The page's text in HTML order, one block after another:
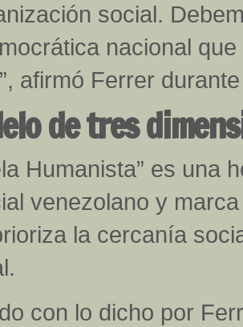
social.
nacional
afirmó Ferrer
de tres
Humanista” es una
venezolano y
la cercanía
con lo dicho por